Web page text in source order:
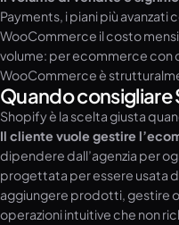
Payments, i piani più avanzati
WooCommerce il costo
volume: per ecommerce con
WooCommerce è
Quando consigliare
Shopify è la scelta giusta
Il cliente vuole gestire
dipendere dall’agenzia per
progettata per essere usata
aggiungere prodotti, gestire
operazioni intuitive che non